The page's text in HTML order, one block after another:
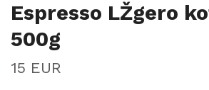
Espresso LŽgero
500g
15 EUR